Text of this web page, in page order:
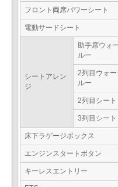
フロント両席パワーシート
電動サードシート
シートアレン
ジ
助手席ウォ
ルー
2列目ウォー
ルー
2列目シート
3列目シート
床下ラゲージボックス
エンジンスタートボタン
キーレスエントリー